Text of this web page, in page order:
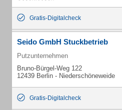
Gratis-Digitalcheck
Seido GmbH Stuckbetrieb
Putzunternehmen
Bruno-Bürgel-Weg 122
12439 Berlin - Niederschöneweide
Gratis-Digitalcheck